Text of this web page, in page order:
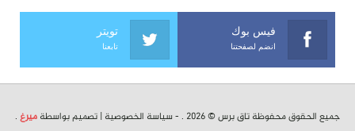
فيس بوك
انضم لصفحتنا
تويتر
تابعنا
جميع الحقوق محفوظة تاق برس © 2026 . - سياسة الخصوصية | تصميم بواسطة ميرغ .